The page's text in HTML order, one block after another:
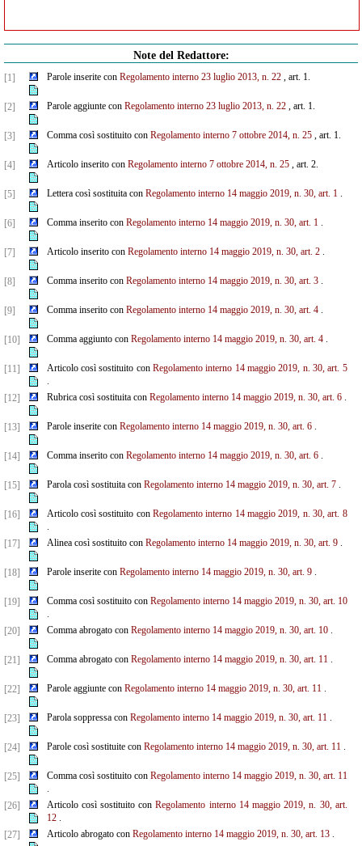
Note del Redattore:
[1] Parole inserite con Regolamento interno 23 luglio 2013, n. 22, art. 1.
[2] Parole aggiunte con Regolamento interno 23 luglio 2013, n. 22, art. 1.
[3] Comma così sostituito con Regolamento interno 7 ottobre 2014, n. 25, art. 1.
[4] Articolo inserito con Regolamento interno 7 ottobre 2014, n. 25, art. 2.
[5] Lettera così sostituita con Regolamento interno 14 maggio 2019, n. 30, art. 1.
[6] Comma inserito con Regolamento interno 14 maggio 2019, n. 30, art. 1.
[7] Articolo inserito con Regolamento interno 14 maggio 2019, n. 30, art. 2.
[8] Comma inserito con Regolamento interno 14 maggio 2019, n. 30, art. 3.
[9] Comma inserito con Regolamento interno 14 maggio 2019, n. 30, art. 4.
[10] Comma aggiunto con Regolamento interno 14 maggio 2019, n. 30, art. 4.
[11] Articolo così sostituito con Regolamento interno 14 maggio 2019, n. 30, art. 5
.
[12]
Rubrica così sostituita con Regolamento interno 14 maggio 2019, n. 30, art. 6.
[13] Parole inserite con Regolamento interno 14 maggio 2019, n. 30, art. 6.
[14] Comma inserito con Regolamento interno 14 maggio 2019, n. 30, art. 6.
[15] Parola così sostituita con Regolamento interno 14 maggio 2019, n. 30, art. 7.
[16] Articolo così sostituito con Regolamento interno 14 maggio 2019, n. 30, art. 8
.
[17]
Alinea così sostituito con Regolamento interno 14 maggio 2019, n. 30, art. 9.
[18] Parole inserite con Regolamento interno 14 maggio 2019, n. 30, art. 9.
[19] Comma così sostituito con Regolamento interno 14 maggio 2019, n. 30, art. 10
.
[20]
Comma abrogato con Regolamento interno 14 maggio 2019, n. 30, art. 10.
[21] Comma abrogato con Regolamento interno 14 maggio 2019, n. 30, art. 11.
[22] Parole aggiunte con Regolamento interno 14 maggio 2019, n. 30, art. 11.
[23] Parola soppressa con Regolamento interno 14 maggio 2019, n. 30, art. 11.
[24] Parole così sostituite con Regolamento interno 14 maggio 2019, n. 30, art. 11.
[25] Comma così sostituito con Regolamento interno 14 maggio 2019, n. 30, art. 11
.
[26]
Articolo così sostituito conRegolamento interno 14 maggio 2019, n. 30, art.
12.
[27]
Articolo abrogato con Regolamento interno 14 maggio 2019, n. 30, art. 13.